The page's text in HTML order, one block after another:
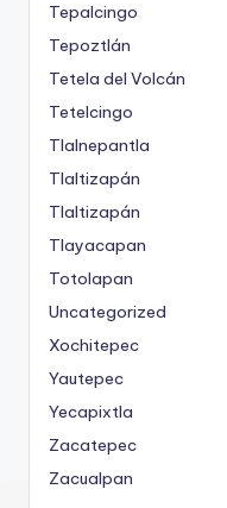
Tepalcingo
Tepoztlán
Tetela del Volcán
Tetelcingo
Tlalnepantla
Tlaltizapán
Tlaltizapán
Tlayacapan
Totolapan
Uncategorized
Xochitepec
Yautepec
Yecapixtla
Zacatepec
Zacualpan